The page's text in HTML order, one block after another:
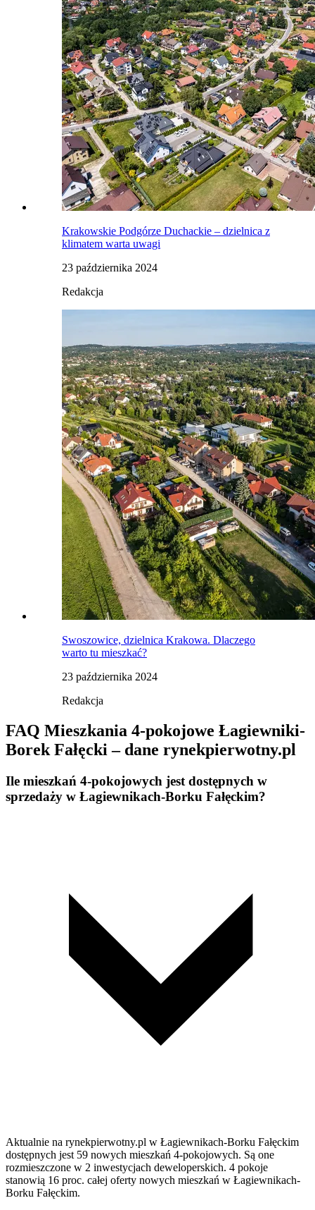
Krakowskie Podgórze Duchackie – dzielnica z
klimatem warta uwagi
23 października 2024
Redakcja
Swoszowice, dzielnica Krakowa. Dlaczego
warto tu mieszkać?
23 października 2024
Redakcja
FAQ Mieszkania 4-pokojowe Łagiewniki-
Borek Fałęcki – dane rynekpierwotny.pl
Ile mieszkań 4-pokojowych jest dostępnych w
sprzedaży w Łagiewnikach-Borku Fałęckim?
Aktualnie na rynekpierwotny.pl w Łagiewnikach-Borku Fałęckim
dostępnych jest 59 nowych mieszkań 4-pokojowych. Są one
rozmieszczone w 2 inwestycjach deweloperskich. 4 pokoje
stanowią 16 proc. całej oferty nowych mieszkań w Łagiewnikach-
Borku Fałęckim.